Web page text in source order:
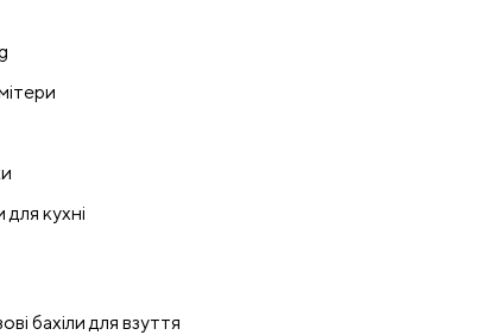
кухні
бахіли для взуття